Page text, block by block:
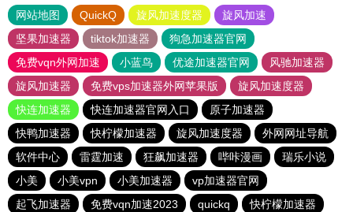
网站地图 QuickQ 旋风加速度器
旋风加速
坚果加速器
tiktok加速器
狗急加速器官网
免费vqn外网加速
小蓝鸟 优途加速器官网
风驰加速器
旋风加速器
免费vps加速器外网苹果版
旋风加速度器
快连加速器
快连加速器官网入口
原子加速器
快鸭加速器
快柠檬加速器 旋风加速度器
外网网址导航
软件中心
雷霆加速 狂飙加速器 哔咔漫画
瑞乐小说
小美
小美vpn 小美加速器
vp加速器官网
起飞加速器
免费vqn加速2023 quickq
快柠檬加速器